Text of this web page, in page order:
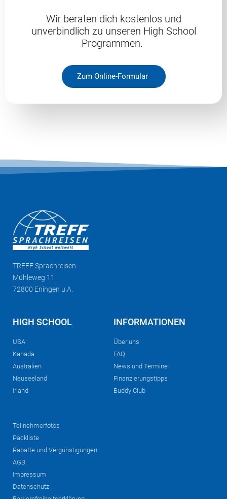
Wir beraten dich kostenlos und
unverbindlich zu unseren High School
Programmen.
Zum Online-Formular
TREFFSprachreisen
Mühleweg 11
72800 Eningen u.A.
HIGH SCHOOL
USA
Kanada
Australien
Neuseeland
Irland
INFORMATIONEN
Über uns
FAQ
News und Termine
Finanzierungstipps
Buddy Club
Teilnehmerfotos
Packliste
Rabatte und Vergünstigungen
AGB
Impressum
Datenschutz